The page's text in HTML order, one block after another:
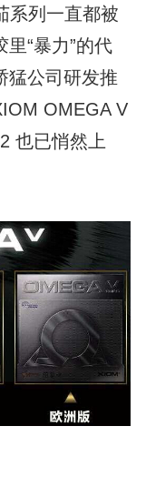
系列一直都被
“暴力”的代
猛公司研发推
OMEGA V
也已悄然上